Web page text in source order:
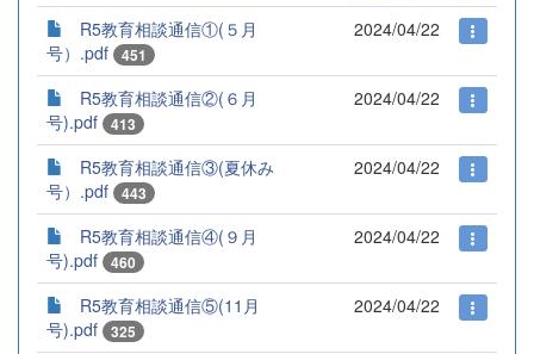
R5教育相談通信①(５月
号）.pdf
451
2024/04/22
R5教育相談通信②(６月
号).pdf
413
2024/04/22
R5教育相談通信③(夏休み
号）.pdf
443
2024/04/22
R5教育相談通信④(９月
号).pdf
460
2024/04/22
R5教育相談通信⑤(11月
号).pdf
325
2024/04/22